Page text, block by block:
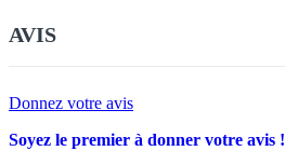
AVIS
Donnez votre avis
Soyez le premier à donner votre avis !